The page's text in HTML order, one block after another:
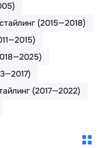
(2015—2018)
(2017—2022)